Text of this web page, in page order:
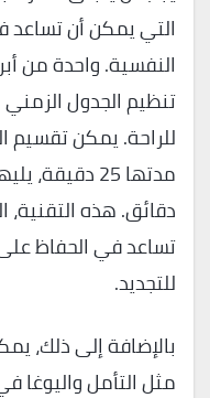
التي يمكن أن تساعد
النفسية. واحدة من
تنظيم الجدول
للراحة. يمكن تقسيم
دقائق. هذه التقنية،
تساعد في الحفاظ
للتجديد.
بالإضافة إلى ذلك،
مثل التأمل واليوغا